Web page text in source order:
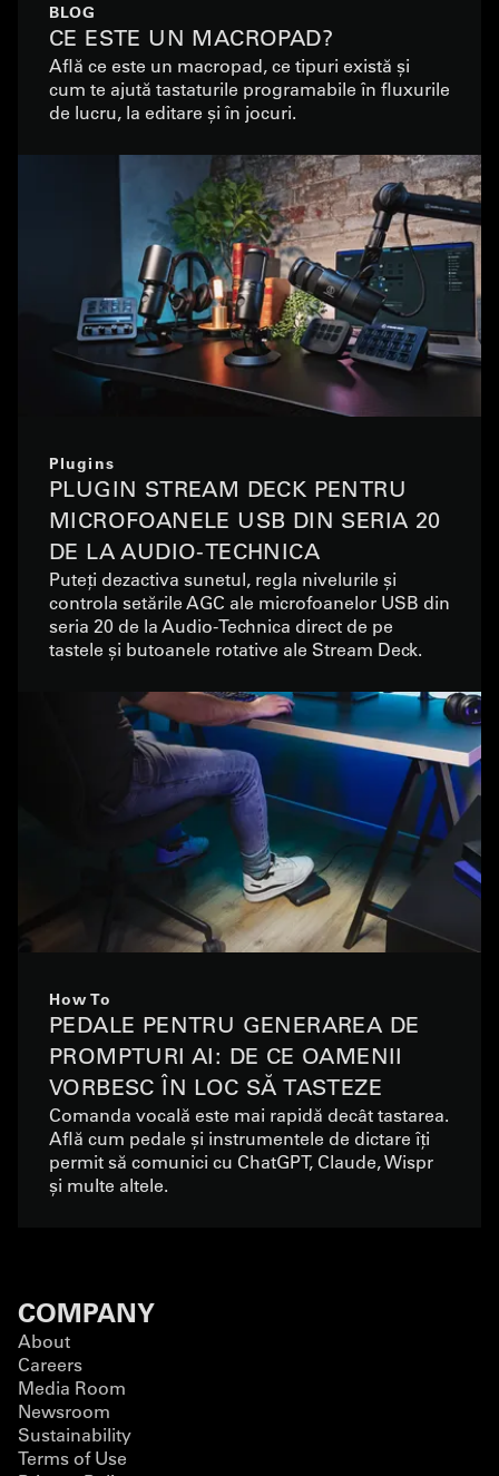
BLOG
CE ESTE UN MACROPAD?
Află ce este un macropad, ce tipuri există și
cum te ajută tastaturile programabile în fluxurile
de lucru, la editare și în jocuri.
Plugins
PLUGIN STREAM DECK PENTRU
MICROFOANELE USB DIN SERIA 20
DE LA AUDIO-TECHNICA
Puteți dezactiva sunetul, regla nivelurile și
controla setările AGC ale microfoanelor USB din
seria 20 de la Audio-Technica direct de pe
tastele și butoanele rotative ale Stream Deck.
How To
PEDALE PENTRU GENERAREA DE
PROMPTURI AI: DE CE OAMENII
VORBESC ÎN LOC SĂ TASTEZE
Comanda vocală este mai rapidă decât tastarea.
Află cum pedale și instrumentele de dictare îți
permit să comunici cu ChatGPT, Claude, Wispr
și multe altele.
COMPANY
About
Careers
Media Room
Newsroom
Sustainability
Terms of Use